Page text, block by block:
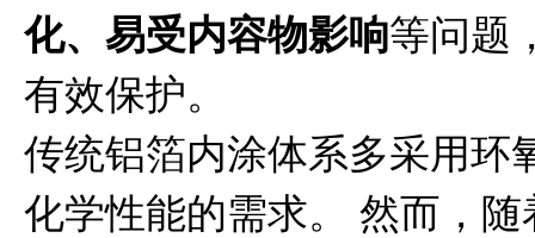
化、易受内容物影响等问题
有效保护。
传统铝箔内涂体系多采用环
化学性能的需求。 然而，